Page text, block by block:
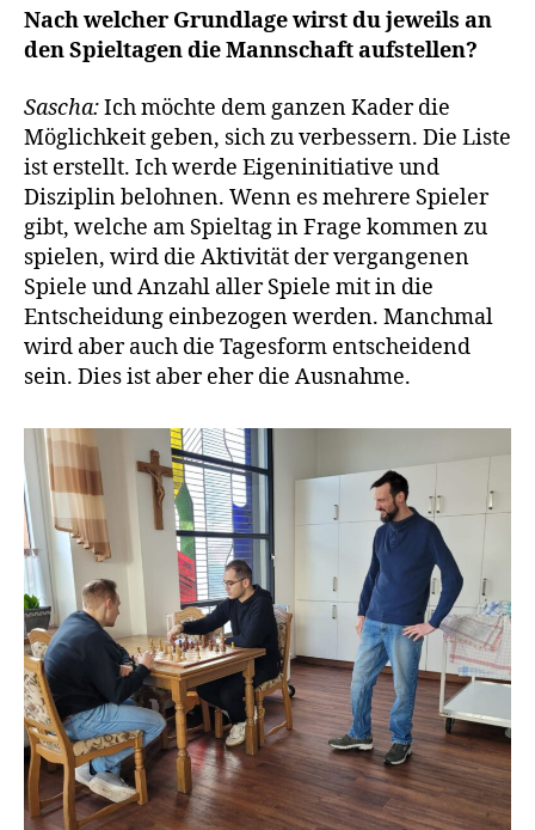
Nach welcher Grundlage wirst du jeweils an
den Spieltagen die Mannschaft aufstellen?
Sascha:Ich möchte dem ganzen Kader die
Möglichkeit geben, sich zu verbessern. Die Liste
ist erstellt. Ich werde Eigeninitiative und
Disziplin belohnen. Wenn es mehrere Spieler
gibt, welche am Spieltag in Frage kommen zu
spielen, wird die Aktivität der vergangenen
Spiele und Anzahl aller Spiele mit in die
Entscheidung einbezogen werden. Manchmal
wird aber auch die Tagesform entscheidend
sein. Dies ist aber eher die Ausnahme.